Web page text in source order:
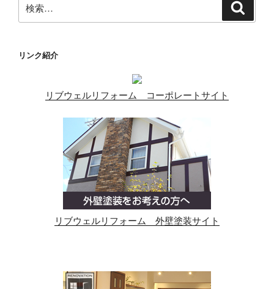
索:
リンク紹介
リブウェルリフォーム コーポレートサイト
リブウェルリフォーム 外壁塗装サイト